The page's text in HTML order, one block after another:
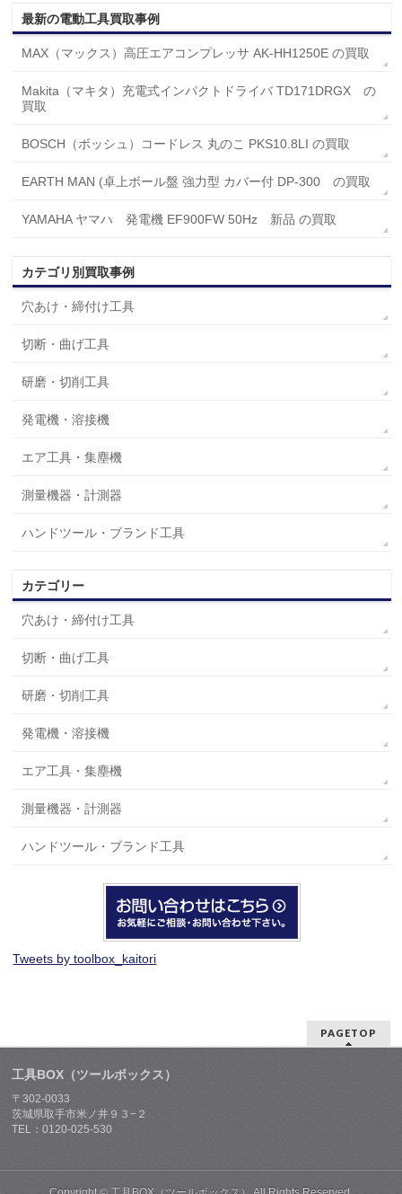
最新の電動工具買取事例
MAX（マックス）高圧エアコンプレッサ AK-HH1250E の買取
Makita（マキタ）充電式インパクトドライバ TD171DRGX の
買取
BOSCH（ボッシュ）コードレス 丸のこ PKS10.8LI の買取
EARTH MAN (卓上ボール盤 強力型 カバー付 DP-300 の買取
YAMAHA ヤマハ 発電機 EF900FW 50Hz 新品 の買取
カテゴリ別買取事例
穴あけ・締付け工具
切断・曲げ工具
研磨・切削工具
発電機・溶接機
エア工具・集塵機
測量機器・計測器
ハンドツール・ブランド工具
カテゴリー
穴あけ・締付け工具
切断・曲げ工具
研磨・切削工具
発電機・溶接機
エア工具・集塵機
測量機器・計測器
ハンドツール・ブランド工具
Tweets by toolbox_kaitori
PAGETOP
工具BOX（ツールボックス）
〒302-0033
茨城県取手市米ノ井９３−２
TEL：0120-025-530